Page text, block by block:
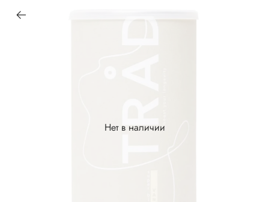
Нет в наличии